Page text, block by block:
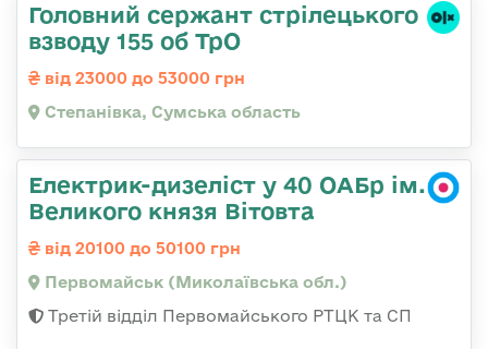
Головний сержант стрілецького
взводу 155 об ТрО
від 23000 до 53000 грн
Степанівка, Сумська область
Електрик-дизеліст у 40 ОАБр ім.
Великого князя Вітовта
від 20100 до 50100 грн
Первомайськ (Миколаївська обл.)
Третій відділ Первомайського РТЦК та СП